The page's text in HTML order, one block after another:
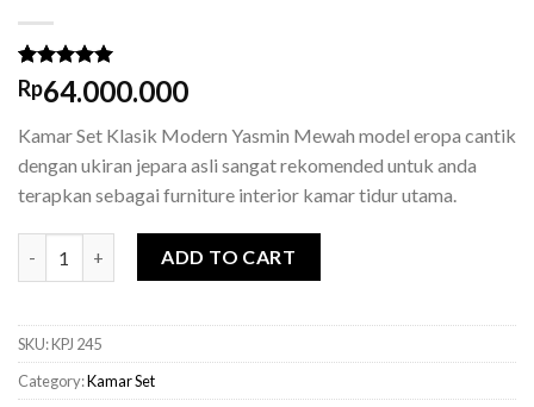
Rated5.00
out of 5
1
customer
rating
Rp64.000.000
Kamar Set Klasik Modern Yasmin Mewah model eropa cantik
dengan ukiran jepara asli sangat rekomended untuk anda
terapkan sebagai furniture interior kamar tidur utama.
Kamar Set Klasik Modern Yasmin Mewah quantity
ADD TO CART
SKU:KPJ 245
Category:Kamar Set